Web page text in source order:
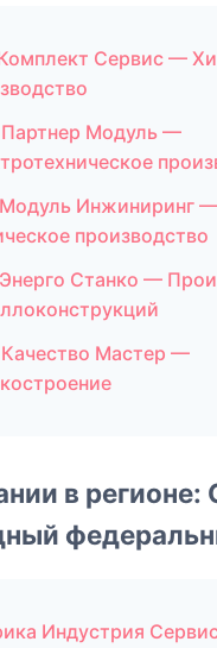
Сервис —
Модуль —
Инжиниринг —
производство
Станко —
Мастер —
в регионе:
Индустрия